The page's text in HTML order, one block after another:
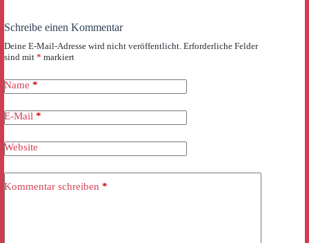
Schreibe einen Kommentar
Deine E-Mail-Adresse wird nicht veröffentlicht. Erforderliche Felder
sind mit * markiert
Name *
E-Mail *
Website
Kommentar schreiben *